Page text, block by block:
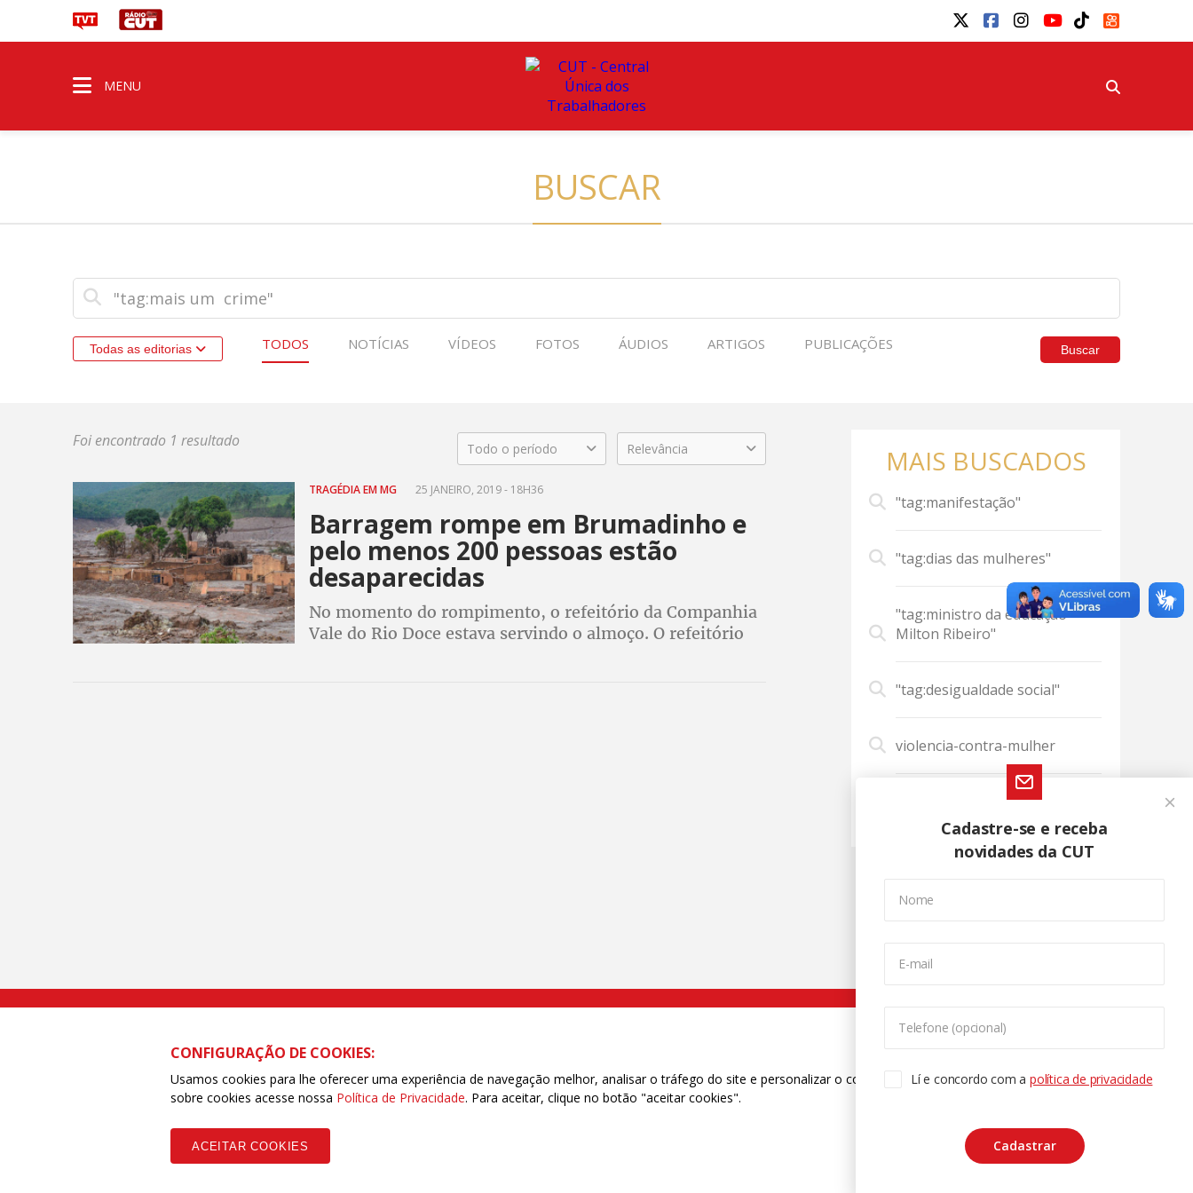
MENU
BUSCAR
Todas as editorias TODOS NOTÍCIAS VÍDEOS FOTOS ÁUDIOS ARTIGOS PUBLICAÇÕES Buscar
Foi encontrado 1 resultado Todo o período Relevância
TRAGÉDIA EM MG 25 JANEIRO, 2019 - 18H36
Barragem rompe em Brumadinho e
pelo menos 200 pessoas estão
desaparecidas
No momento do rompimento, o refeitório da Companhia
Vale do Rio Doce estava servindo o almoço. O refeitório
MAIS BUSCADOS
"tag:manifestação"
"tag:dias das mulheres"
"tag:ministro da educação
Milton Ribeiro"
"tag:desigualdade social"
violencia-contra-mulher
"tag:extrema direita"
Cadastre-se e receba
novidades da CUT
Nome
E-mail
Telefone (opcional)
Lí e concordo com apolítica de privacidade
Cadastrar
Rua Caetano Pinto nº 575 CEP 03041-000 Brás, São Paulo/SP | Telefone (11) 2108 9200 - Fax (11) 2108 9310
Copyleft CUT Central Única dos Trabalhadores 3.960 - Entidades Filiadas | 7.933.029 - Trabalhadores(as) Associados | 25.831.443 - Trabalhadores(as) na Base
CONFIGURAÇÃO DE COOKIES:
Usamos cookies para lhe oferecer uma experiência de navegação melhor, analisar o tráfego do site e personalizar o conteúdo. Para saber mais
sobre cookies acesse nossa Política de Privacidade. Para aceitar, clique no botão "aceitar cookies".
ACEITAR COOKIES